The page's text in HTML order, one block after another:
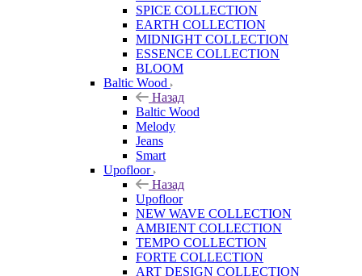
SPICE COLLECTION
EARTH COLLECTION
MIDNIGHT COLLECTION
ESSENCE COLLECTION
BLOOM
Baltic Wood
Назад
Baltic Wood
Melody
Jeans
Smart
Upofloor
Назад
Upofloor
NEW WAVE COLLECTION
AMBIENT COLLECTION
TEMPO COLLECTION
FORTE COLLECTION
ART DESIGN COLLECTION